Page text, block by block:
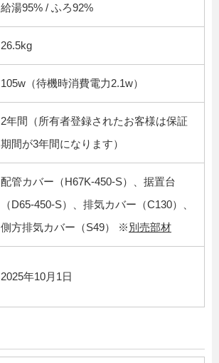
給湯95% / ふろ92%
26.5kg
105w（待機時消費電力2.1w）
2年間（所有者登録されたお客様は保証
期間が3年間になります）
配管カバー（H67K-450-S）、据置台
（D65-450-S）、排気カバー（C130）、
側方排気カバー（S49） ※別売部材
2025年10月1日